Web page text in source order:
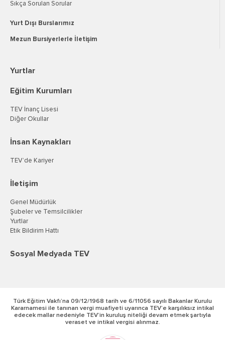
Sıkça Sorulan Sorular
Yurt Dışı Burslarımız
Mezun Bursiyerlerle İletişim
Yurtlar
Eğitim Kurumları
TEV İnanç Lisesi
Diğer Okullar
İnsan Kaynakları
TEV’de Kariyer
İletişim
Genel Müdürlük
Şubeler ve Temsilcilikler
Yurtlar
Etik Bildirim Hattı
Sosyal Medyada TEV
Türk Eğitim Vakfı’na 09/12/1968 tarih ve 6/11056 sayılı Bakanlar Kurulu
Kararnamesi ile tanınan vergi muafiyeti uyarınca TEV’e karşılıksız intikal
edecek mallar nedeniyle TEV’in kuruluş niteliği devam etmek şartıyla
veraset ve intikal vergisi alınmaz.